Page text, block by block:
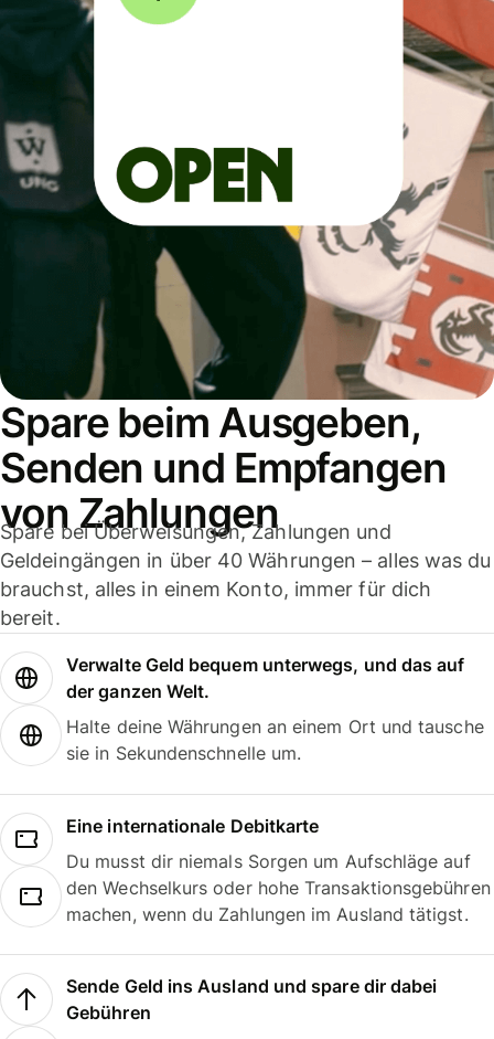
Spare beim Ausgeben,
Senden und Empfangen
von Zahlungen
Spare bei Überweisungen, Zahlungen und
Geldeingängen in über 40 Währungen – alles was du
brauchst, alles in einem Konto, immer für dich
bereit.
Verwalte Geld bequem unterwegs, und das auf
der ganzen Welt.
Halte deine Währungen an einem Ort und tausche
sie in Sekundenschnelle um.
Eine internationale Debitkarte
Du musst dir niemals Sorgen um Aufschläge auf
den Wechselkurs oder hohe Transaktionsgebühren
machen, wenn du Zahlungen im Ausland tätigst.
Sende Geld ins Ausland und spare dir dabei
Gebühren